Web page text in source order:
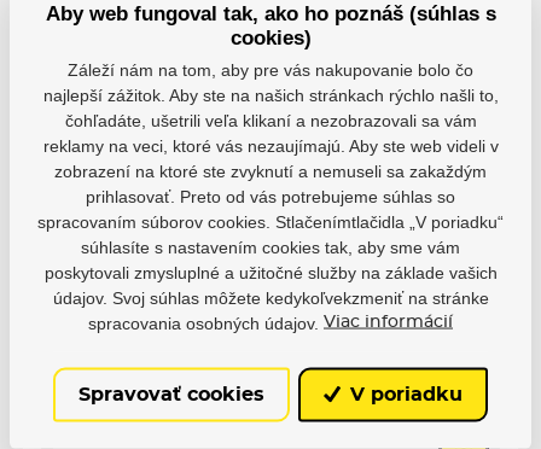
Parametre
Výrobce Powerslide
Varianty
EAN: 4040333525517
Aby web fungoval tak, ako ho poznáš (súhlas s
cookies)
Záleží nám na tom, aby pre vás nakupovanie bolo čo
najlepší zážitok. Aby ste na našich stránkach rýchlo našli to,
čohľadáte, ušetrili veľa klikaní a nezobrazovali sa vám
reklamy na veci, ktoré vás nezaujímajú. Aby ste web videli v
zobrazení na ktoré ste zvyknutí a nemuseli sa zakaždým
prihlasovať. Preto od vás potrebujeme súhlas so
spracovaním súborov cookies. Stlačenímtlačidla „V poriadku“
súhlasíte s nastavením cookies tak, aby sme vám
poskytovali zmysluplné a užitočné služby na základe vašich
údajov. Svoj súhlas môžete kedykoľvekzmeniť na stránke
spracovania osobných údajov. Viac informácií
Spravovať cookies V poriadku